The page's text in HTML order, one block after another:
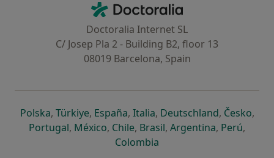
Doctoralia - Homepage
Doctoralia Internet SL
C/ Josep Pla 2 - Building B2, floor 13
08019 Barcelona, Spain
Polskaabre num novo separador
, Türkiyeabre num novo separador
, Españaabre num novo separador
, Italiaabre num novo
, Deutschlandabre num
, Česko,
Portugalabre num novo separador
, Méxicoabre num novo separador
, Chileabre num novo separador
, Brasilabre num novo
, Argentinaabre num
, Perúabre
,
Colombia